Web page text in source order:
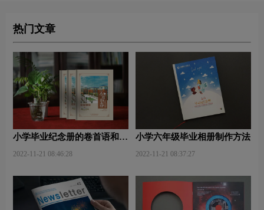
热门文章
小学毕业纪念册的卷首语和卷
2022-11-21 08:46:28
小学六年级毕业相册制作方法
2022-11-21 08:37:27